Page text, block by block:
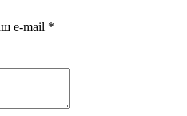
e-mail *